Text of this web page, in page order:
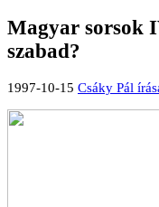
Magyar sorsok
szabad?
1997-10-15 Csáky Pál